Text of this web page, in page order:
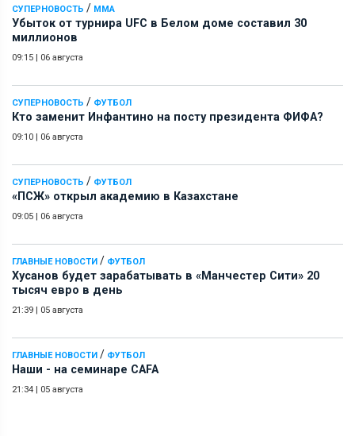
СУПЕРНОВОСТЬ / ММА
Убыток от турнира UFC в Белом доме составил 30
миллионов
09:15 | 06 августа
СУПЕРНОВОСТЬ / ФУТБОЛ
Кто заменит Инфантино на посту президента ФИФА?
09:10 | 06 августа
СУПЕРНОВОСТЬ / ФУТБОЛ
«ПСЖ» открыл академию в Казахстане
09:05 | 06 августа
ГЛАВНЫЕ НОВОСТИ / ФУТБОЛ
Хусанов будет зарабатывать в «Манчестер Сити» 20
тысяч евро в день
21:39 | 05 августа
ГЛАВНЫЕ НОВОСТИ / ФУТБОЛ
Наши - на семинаре СAFA
21:34 | 05 августа